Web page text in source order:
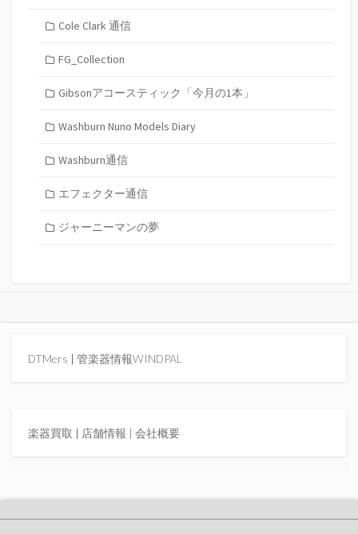
Cole Clark 通信
FG_Collection
Gibsonアコースティック「今月の1本」
Washburn Nuno Models Diary
Washburn通信
エフェクター通信
ジャーニーマンの夢
DTMers | 管楽器情報WINDPAL
楽器買取 | 店舗情報 | 会社概要